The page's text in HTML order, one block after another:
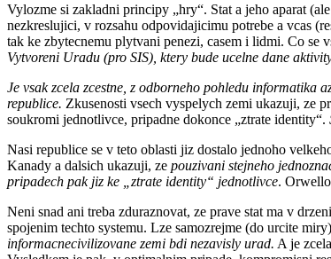
Vylozme si zakladni principy „hry“. Stat a jeho aparat
nezkreslujici, v rozsahu odpovidajicimu potrebe a vcas
tak ke zbytecnemu plytvani penezi, casem i lidmi. Co se
Vytvoreni Uradu (pro SIS), ktery bude ucelne dane
Je vsak zcela zcestne, z odborneho pohledu informatika
republice. Zkusenosti vsech vyspelych zemi ukazuji, ze
soukromi jednotlivce, pripadne dokonce „ztrate identity“.
Nasi republice se v teto oblasti jiz dostalo jednoho
Kanady a dalsich ukazuji, ze pouzivani stejneho
pripadech pak jiz ke „ztrate identity“ jednotlivce.
Neni snad ani treba zduraznovat, ze prave stat ma v
spojenim techto systemu. Lze samozrejme (do urcite
informacnecivilizovane zemi bdi nezavisly urad. A je